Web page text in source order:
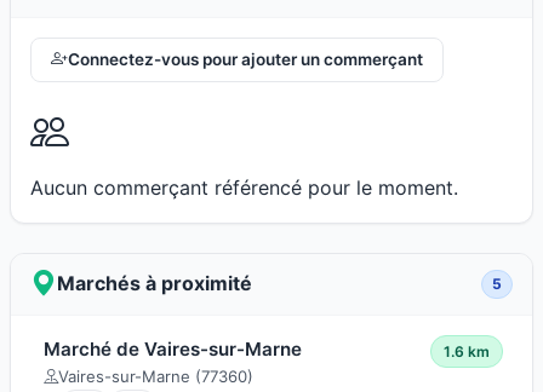
Connectez-vous pour ajouter un commerçant
Aucun commerçant référencé pour le moment.
Marchés à proximité 5
Marché de Vaires-sur-Marne
Vaires-sur-Marne (77360)
1.6 km